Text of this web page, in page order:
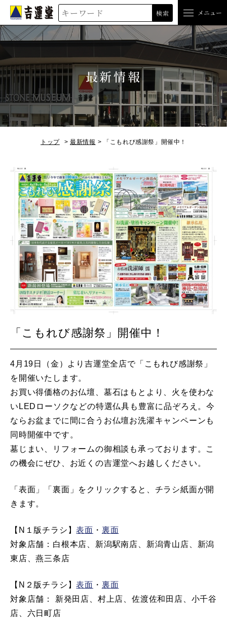
吉運堂 検索 メニュー
最新情報
トップ 最新情報 「こもれび感謝祭」開催中！
「こもれび感謝祭」開催中！
4月19日（金）より吉運堂全店で「こもれび感謝祭」
を開催いたします。
お買い得価格のお仏壇、墓石はもとより、火を使わな
いLEDローソクなどの特選仏具も豊富に品ぞろえ。今
ならお盆までに間に合うお仏壇お洗濯キャンペーンも
同時開催中です。
墓じまい、リフォームの御相談も承っております。こ
の機会にぜひ、お近くの吉運堂へお越しください。
「表面」「裏面」をクリックすると、チラシ紙面が開
きます。
【N１版チラシ】表面 ・ 裏面
対象店舗：白根本店、新潟駅南店、新潟青山店、新潟
東店、燕三条店
【N２版チラシ】表面 ・ 裏面
対象店舗： 新発田店、村上店、佐渡佐和田店、小千谷
店、六日町店